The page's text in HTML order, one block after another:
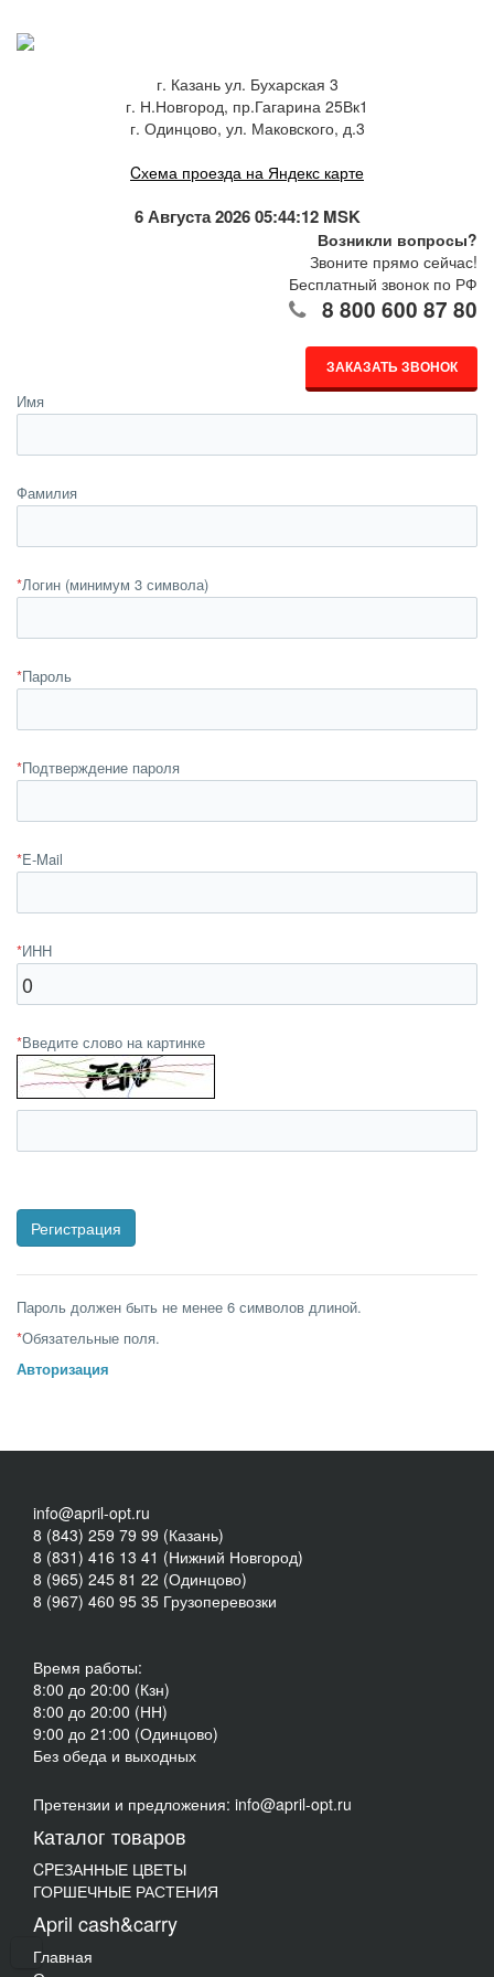
г. Казань ул. Бухарская 3
г. Н.Новгород, пр.Гагарина 25Вк1
г. Одинцово, ул. Маковского, д.3
Cхема проезда на Яндекс карте
6 Августа 2026 05:44:12 MSK
Возникли вопросы?
Звоните прямо сейчас!
Бесплатный звонок по РФ
8 800 600 87 80
ЗАКАЗАТЬ ЗВОНОК
Имя
Фамилия
*Логин (минимум 3 символа)
*Пароль
*Подтверждение пароля
*E-Mail
*ИНН
*Введите слово на картинке
Пароль должен быть не менее 6 символов длиной.
*Обязательные поля.
Авторизация
info@april-opt.ru
8 (843) 259 79 99 (Казань)
8 (831) 416 13 41 (Нижний Новгород)
8 (965) 245 81 22 (Одинцово)
8 (967) 460 95 35 Грузоперевозки
Время работы:
8:00 до 20:00 (Кзн)
8:00 до 20:00 (НН)
9:00 до 21:00 (Одинцово)
Без обеда и выходных
Претензии и предложения: info@april-opt.ru
Каталог товаров
CPЕЗАННЫЕ ЦВЕТЫ
ГОРШЕЧНЫЕ РАСТЕНИЯ
April cash&carry
Главная